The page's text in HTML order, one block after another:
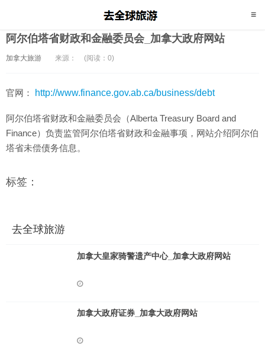
阿尔伯塔省财政和金融委员会_加拿大政府网站
加拿大旅游 来源： (阅读：0)
官网： http://www.finance.gov.ab.ca/business/debt
阿尔伯塔省财政和金融委员会（Alberta Treasury Board and
Finance）负责监管阿尔伯塔省财政和金融事项，网站介绍阿尔伯
塔省未偿债务信息。
标签：
去全球旅游
加拿大皇家骑警遗产中心_加拿大政府网站
加拿大政府证券_加拿大政府网站